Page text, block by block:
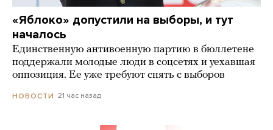
«Яблоко» допустили на выборы, и тут
началось
Единственную антивоенную партию в бюллетене
поддержали молодые люди в соцсетях и уехавшая
оппозиция. Ее уже требуют снять с выборов
НОВОСТИ 21 час назад